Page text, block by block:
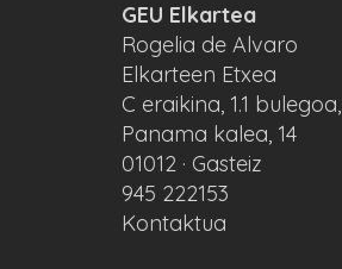
GEU Elkartea
Rogelia de Alvaro
Elkarteen Etxea
C eraikina, 1.1 bulegoa,
Panama kalea, 14
01012 · Gasteiz
945 222153
Kontaktua